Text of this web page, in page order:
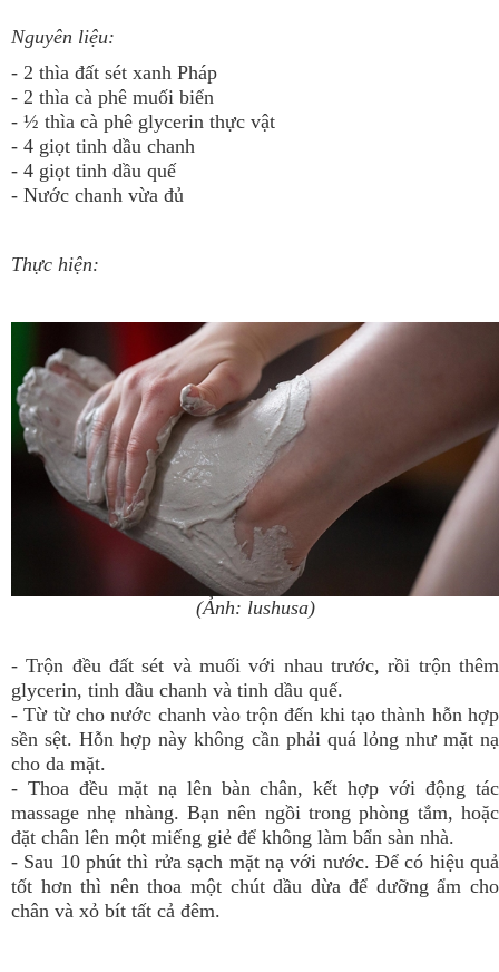
Nguyên liệu:
- 2 thìa đất sét xanh Pháp
- 2 thìa cà phê muối biển
- ½ thìa cà phê glycerin thực vật
- 4 giọt tinh dầu chanh
- 4 giọt tinh dầu quế
- Nước chanh vừa đủ
Thực hiện:
(Ảnh: lushusa)
- Trộn đều đất sét và muối với nhau trước, rồi trộn thêm
glycerin, tinh dầu chanh và tinh dầu quế.
- Từ từ cho nước chanh vào trộn đến khi tạo thành hỗn hợp
sền sệt. Hỗn hợp này không cần phải quá lỏng như mặt nạ
cho da mặt.
- Thoa đều mặt nạ lên bàn chân, kết hợp với động tác
massage nhẹ nhàng. Bạn nên ngồi trong phòng tắm, hoặc
đặt chân lên một miếng giẻ để không làm bẩn sàn nhà.
- Sau 10 phút thì rửa sạch mặt nạ với nước. Để có hiệu quả
tốt hơn thì nên thoa một chút dầu dừa để dưỡng ẩm cho
chân và xỏ bít tất cả đêm.